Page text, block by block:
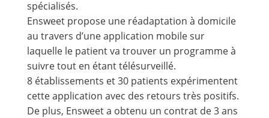
spécialisés.
Ensweet propose une réadaptation à domicile
au travers d’une application mobile sur
laquelle le patient va trouver un programme à
suivre tout en étant télésurveillé.
8 établissements et 30 patients expérimentent
cette application avec des retours très positifs.
De plus, Ensweet a obtenu un contrat de 3 ans